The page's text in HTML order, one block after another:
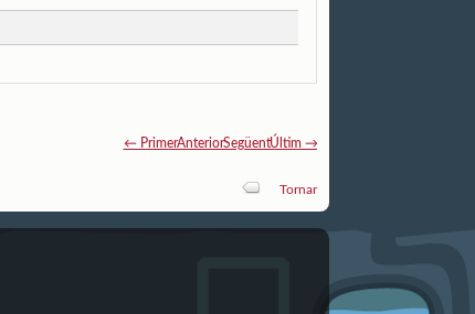
← PrimerAnteriorSegüentÚltim →
Tornar